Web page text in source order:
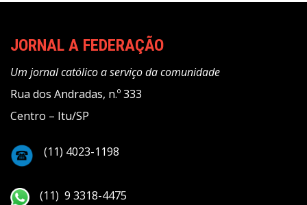
JORNAL A FEDERAÇÃO
Um jornal católico a serviço da comunidade
Rua dos Andradas, n.º 333
Centro – Itu/SP
(11) 4023-1198
(11) 9 3318-4475